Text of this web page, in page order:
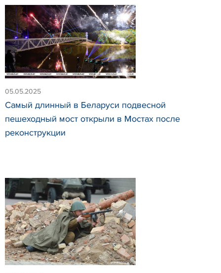
05.05.2025
Самый длинный в Беларуси подвесной
пешеходный мост открыли в Мостах после
реконструкции